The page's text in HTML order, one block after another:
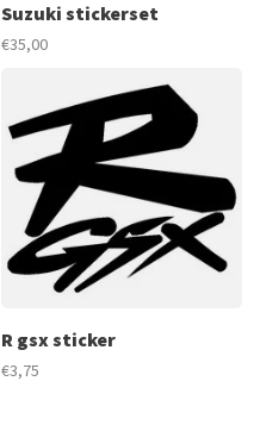
Suzuki stickerset
€35,00
R gsx sticker
€3,75